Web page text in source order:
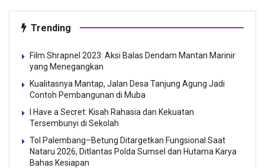
Trending
Film Shrapnel 2023: Aksi Balas Dendam Mantan Marinir
yang Menegangkan
Kualitasnya Mantap, Jalan Desa Tanjung Agung Jadi
Contoh Pembangunan di Muba
I Have a Secret: Kisah Rahasia dan Kekuatan
Tersembunyi di Sekolah
Tol Palembang–Betung Ditargetkan Fungsional Saat
Nataru 2026, Ditlantas Polda Sumsel dan Hutama Karya
Bahas Kesiapan